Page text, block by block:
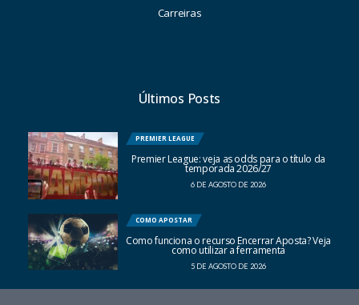
Carreiras
Últimos Posts
PREMIER LEAGUE
Premier League: veja as odds para o título da
temporada 2026/27
6 DE AGOSTO DE 2026
COMO APOSTAR
Como funciona o recurso Encerrar Aposta? Veja
como utilizar a ferramenta
5 DE AGOSTO DE 2026